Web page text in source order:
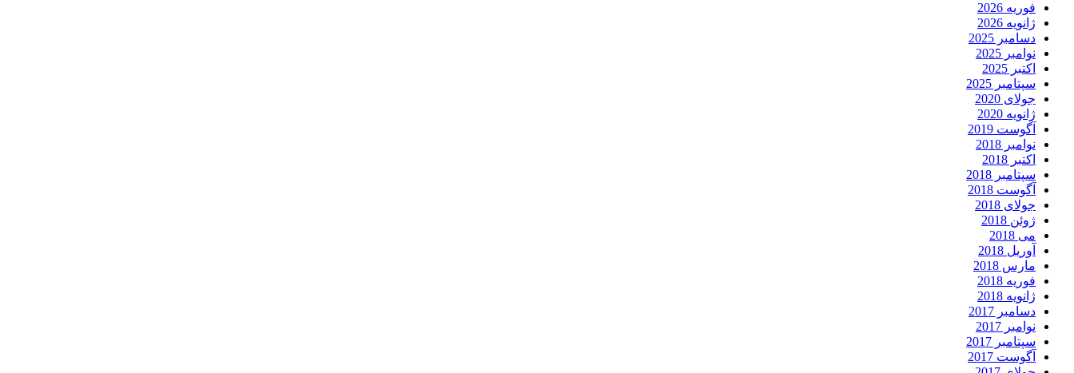
فوریه 2026
ژانویه 2026
دسامبر 2025
نوامبر 2025
اکتبر 2025
سپتامبر 2025
جولای 2020
ژانویه 2020
آگوست 2019
نوامبر 2018
اکتبر 2018
سپتامبر 2018
آگوست 2018
جولای 2018
ژوئن 2018
می 2018
آوریل 2018
مارس 2018
فوریه 2018
ژانویه 2018
دسامبر 2017
نوامبر 2017
سپتامبر 2017
آگوست 2017